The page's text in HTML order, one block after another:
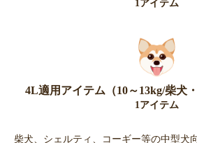
1アイテム
4L適用アイテム（10～13kg/柴犬
1アイテム
柴犬、シェルティ、コーギー等の中型犬